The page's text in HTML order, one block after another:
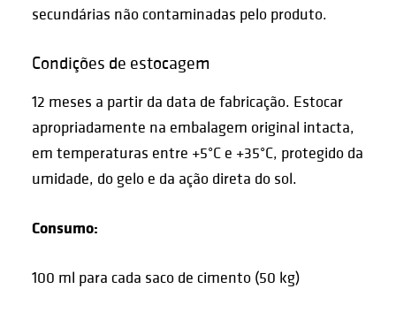
secundárias não contaminadas pelo produto.
Condições de estocagem
12 meses a partir da data de fabricação. Estocar
apropriadamente na embalagem original intacta,
em temperaturas entre +5°C e +35°C, protegido da
umidade, do gelo e da ação direta do sol.
Consumo:
100 ml para cada saco de cimento (50 kg)